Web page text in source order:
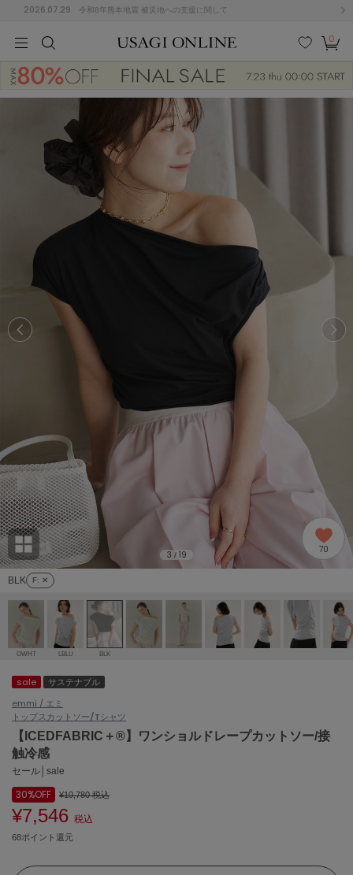
2026.07.29 令和8年熊本地震 被災地への支援に関して
に入
ト
0
(674)
ス/ドレス (1134)
ームウェア (534)
リー (645)
ョン雑貨 (850)
/ランジェリー (127)
ェア (119)
(124)
E G
J L M
R S T U
ACYM
アシーム
adidas by Stella McCartney
アディダス バイ ステラマッカートニー
ALLISON BROWN
アリソンブラウン
amabro
アマブロ
Ame no chi Hare
アメノチハレ
AMOMMA
アモマ
ánuans
アニュアンス
ànuke
アンヌーク
ASICS
アシックス
Ballelite
バレリット
BANDOLIER
BLK F: ✕
3 / 19 70
OWHT LBLU BLK
sale
サステナブル
emmi / エミ
トップスカットソー/Tシャツ
【ICEDFABRIC＋®】ワンショルドレープカットソー/接
触冷感
セール│sale
30%OFF ¥10,780税込
¥7,546 税込
68ポイント還元